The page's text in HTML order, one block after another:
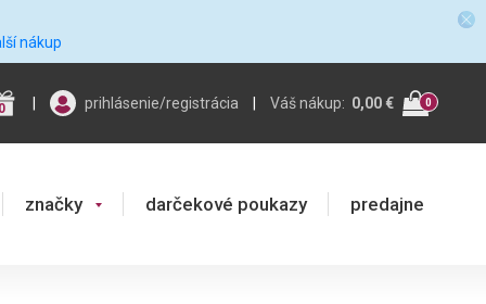
nákup
| prihlásenie/registrácia | Váš nákup: 0,00 € 0
značky darčekové poukazy predajne